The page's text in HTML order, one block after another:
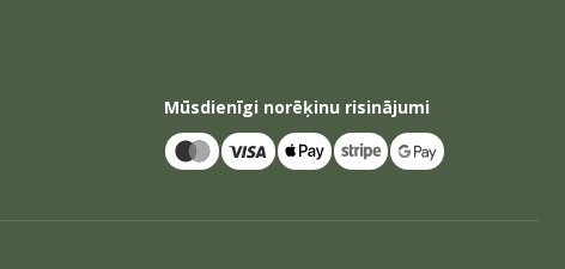
Mūsdienīgi norēķinu risinājumi